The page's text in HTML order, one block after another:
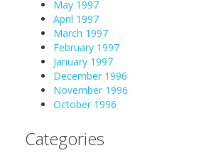
May 1997
April 1997
March 1997
February 1997
January 1997
December 1996
November 1996
October 1996
Categories